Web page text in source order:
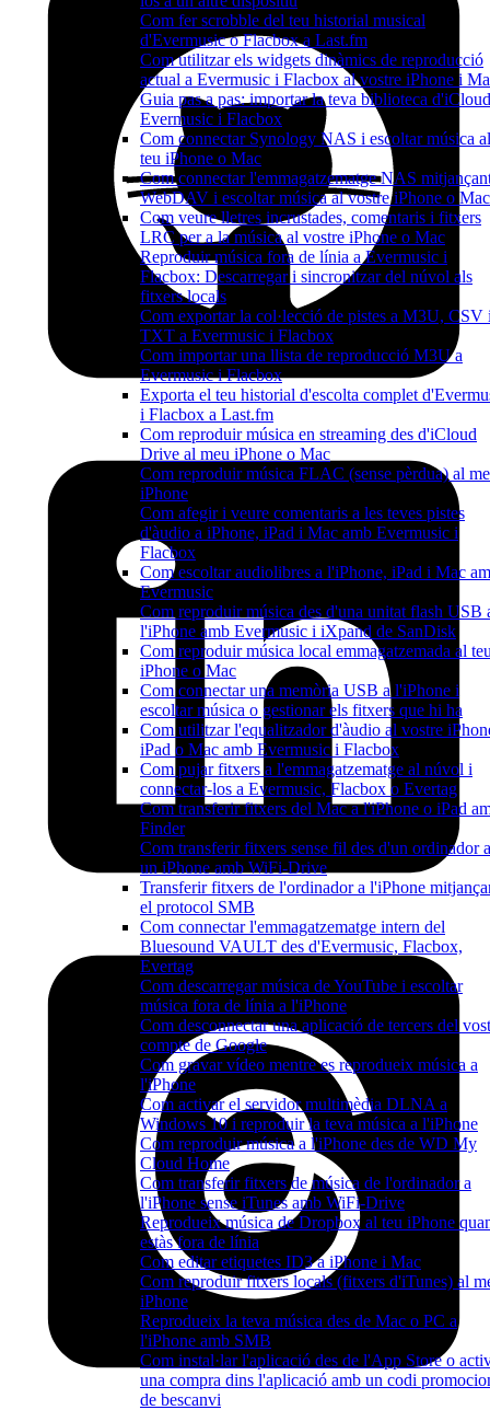
Com fer scrobble del teu historial musical
d'Evermusic o Flacbox a Last.fm
Com utilitzar els widgets dinàmics de reproducció
actual a Evermusic i Flacbox al vostre iPhone i
Guia pas a pas: importar la teva biblioteca
Evermusic i Flacbox
Com connectar Synology NAS i escoltar música al
teu iPhone o Mac
Com connectar l'emmagatzematge NAS
WebDAV i escoltar música al vostre iPhone o Mac
Com veure lletres incrustades, comentaris i fitxers
LRC per a la música al vostre iPhone o Mac
Reproduir música fora de línia a Evermusic i
Flacbox: Descarregar i sincronitzar del núvol als
fitxers locals
Com exportar la col·lecció de pistes a M3U, CSV
TXT a Evermusic i Flacbox
Com importar una llista de reproducció M3U a
Evermusic i Flacbox
Exporta el teu historial d'escolta complet
i Flacbox a Last.fm
Com reproduir música en streaming des d'iCloud
Drive al meu iPhone o Mac
Com reproduir música FLAC (sense pèrdua) al
iPhone
Com afegir i veure comentaris a les teves pistes
d'àudio a iPhone, iPad i Mac amb Evermusic i
Flacbox
Com escoltar audiolibres a l'iPhone, iPad i Mac
Evermusic
Com reproduir música des d'una unitat flash USB
l'iPhone amb Evermusic i iXpand de SanDisk
Com reproduir música local emmagatzemada al
iPhone o Mac
Com connectar una memòria USB a l'iPhone i
escoltar música o gestionar els fitxers que hi ha
Com utilitzar l'equalitzador d'àudio al vostre
iPad o Mac amb Evermusic i Flacbox
Com pujar fitxers a l'emmagatzematge al núvol i
connectar-los a Evermusic, Flacbox o Evertag
Com transferir fitxers del Mac a l'iPhone o iPad
Finder
Com transferir fitxers sense fil des d'un ordinador a
un iPhone amb WiFi-Drive
Transferir fitxers de l'ordinador a l'iPhone
el protocol SMB
Com connectar l'emmagatzematge intern del
Bluesound VAULT des d'Evermusic, Flacbox,
Evertag
Com descarregar música de YouTube i escoltar
música fora de línia a l'iPhone
Com desconnectar una aplicació de tercers del
compte de Google
Com gravar vídeo mentre es reprodueix música a
l'iPhone
Com activar el servidor multimèdia DLNA a
Windows 10 i reproduir la teva música a l'iPhone
Com reproduir música a l'iPhone des de WD My
Cloud Home
Com transferir fitxers de música de l'ordinador a
l'iPhone sense iTunes amb WiFi-Drive
Reprodueix música de Dropbox al teu iPhone
estàs fora de línia
Com editar etiquetes ID3 a iPhone i Mac
Com reproduir fitxers locals (fitxers d'iTunes) al
iPhone
Reprodueix la teva música des de Mac o PC a
l'iPhone amb SMB
Com instal·lar l'aplicació des de l'App Store o
una compra dins l'aplicació amb un codi
de bescanvi